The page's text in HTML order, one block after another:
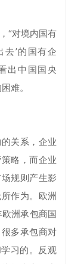
“对境内国有
’的国有企
出中国国央
难。
关系，企业
略，而企业
规则产生影
作为。欧洲
洲承包商国
多承包商对
习的。反观